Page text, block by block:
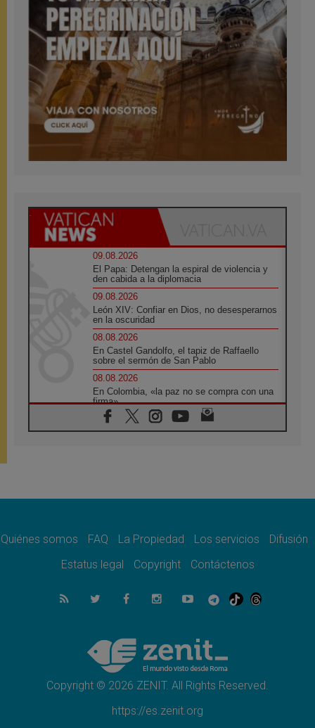
09.08.2026
El Papa: Detengan la espiral de violencia y
den cabida a la diplomacia
09.08.2026
León XIV: Confiar en Dios, no desesperarnos
en la oscuridad
08.08.2026
En Castel Gandolfo, el tapiz de Raffaello
sobre el sermón de San Pablo
08.08.2026
En Colombia, «la paz no se compra con una
firma»
08.08.2026
En Venezuela celebraron los 416 años del
08.08.2026
07.08.2026
se convierte en diócesis
Honduras: Los desplazados invisibles de una
crisis olvidada
Bokalic: "En Argentina el Papa León señalará
el compromiso del cristiano"
Quiénes somos FAQ La Propiedad Los servicios
Difusión
Estatus legal
Copyright Contáctenos
Copyright © 2026 ZENIT. All Rights Reserved.
https://es.zenit.org